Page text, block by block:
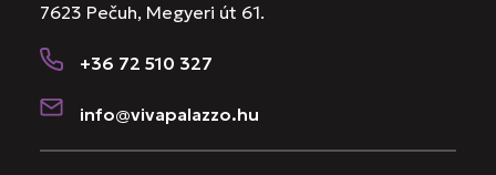
7623 Pečuh, Megyeri út 61.
+36 72 510 327
info@vivapalazzo.hu